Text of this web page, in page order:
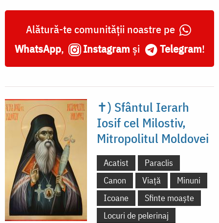
Alătură-te comunității noastre pe
WhatsApp, Instagram și Telegram!
✝) Sfântul Ierarh
Iosif cel Milostiv,
Mitropolitul Moldovei
Acatist
Paraclis
Canon
Viață
Minuni
Icoane
Sfinte moaște
Locuri de pelerinaj